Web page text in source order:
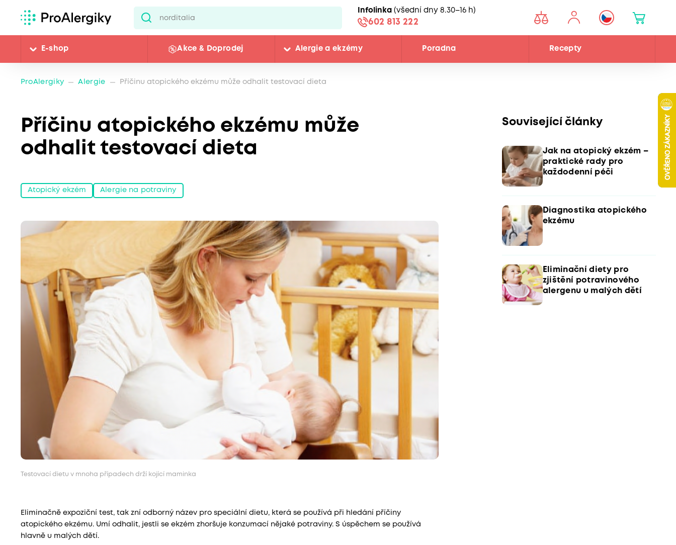
Infolinka (všední dny 8.30–16 h)
602 813 222
E-shop Akce & Doprodej Alergie a ekzémy Poradna Recepty
ProAlergiky Alergie Příčinu atopického ekzému může odhalit testovací dieta
Příčinu atopického ekzému může
odhalit testovací dieta
Atopický ekzém Alergie na potraviny
Testovací dietu v mnoha případech drží kojící maminka
Eliminačně expoziční test, tak zní odborný název pro speciální dietu, která se používá při hledání příčiny
atopického ekzému. Umí odhalit, jestli se ekzém zhoršuje konzumací nějaké potraviny. S úspěchem se používá
hlavně u malých dětí.
Související články
Jak na atopický ekzém –
praktické rady pro
každodenní péči
Diagnostika atopického
ekzému
Eliminační diety pro
zjištění potravinového
alergenu u malých dětí